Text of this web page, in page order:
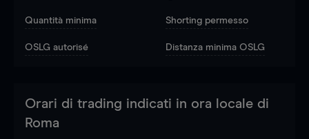
Quantità minima Shorting permesso
OSLG autorisé Distanza minima OSLG
Orari di trading indicati in ora locale di
Roma